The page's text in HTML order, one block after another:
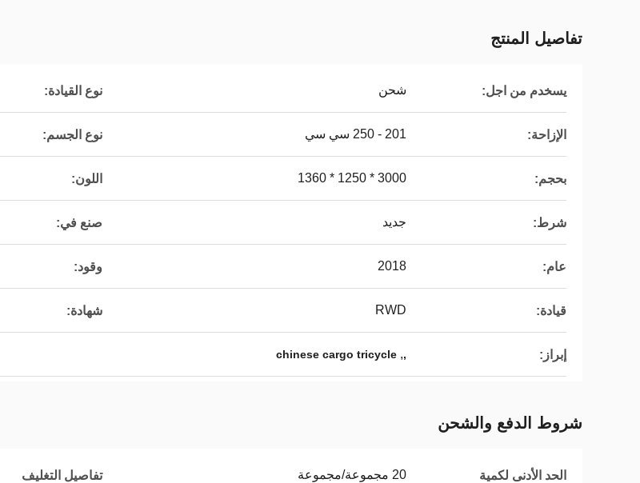
تفاصيل المنتج
يسخدم من اجل: شحن نوع القيادة:
الإزاحة: 201 - 250 سي سي نوع الجسم:
بحجم: 3000 * 1250 * 1360 اللون:
شرط: جديد صنع في:
عام: 2018 وقود:
قيادة: RWD شهادة:
إبراز: ,
,
chinese cargo tricycle
شروط الدفع والشحن
الحد الأدنى لكمية 20 مجموعة/مجموعة تفاصيل التغليف